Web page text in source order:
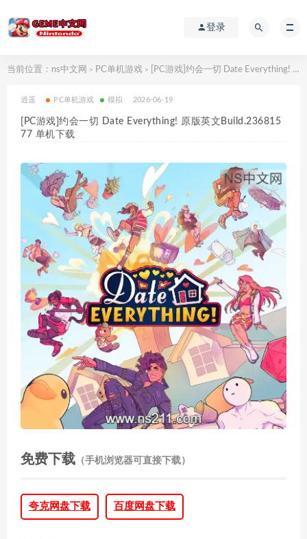
登录
当前位置： ns中文网 > PC单机游戏 > [PC游戏]约会一切 Date Everything! 原版英文Build.23681577 单机下载
逍遥 PC单机游戏 模拟 2026-06-19
[PC游戏]约会一切 Date Everything! 原版英文Build.236815
77 单机下载
免费下载 （手机浏览器可直接下载）
夸克网盘下载 百度网盘下载